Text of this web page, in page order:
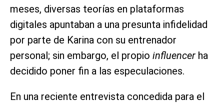
meses, diversas teorías en plataformas
digitales apuntaban a una presunta infidelidad
por parte de Karina con su entrenador
personal; sin embargo, el propio influencer ha
decidido poner fin a las especulaciones.
En una reciente entrevista concedida para el